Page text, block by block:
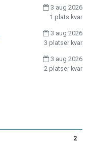
2
3 aug 2026
1 plats kvar
3 aug 2026
3 platser kvar
3 aug 2026
2 platser kvar